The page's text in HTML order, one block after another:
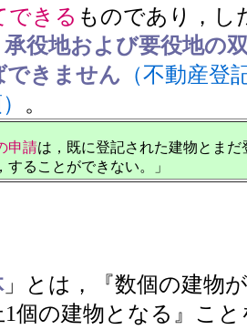
できる ものであり，し
承役地および要役地の
できません （不動産登
。
申請は，既に登記された建物とま
ることができない。」
」とは，『数個の建物
個の建物となる』こ